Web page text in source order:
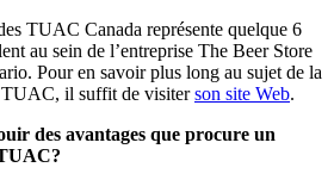
TUAC Canada représente quelque 6
au sein de l’entreprise The Beer Store
Pour en savoir plus long au sujet de la
TUAC, il suffit de visiterson site Web.
des avantages que procure un